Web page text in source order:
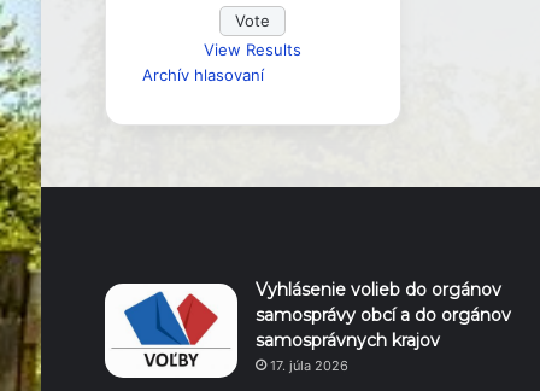
View Results
Archív hlasovaní
Vyhlásenie volieb do orgánov
samosprávy obcí a do orgánov
samosprávnych krajov
17. júla 2026